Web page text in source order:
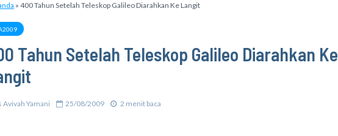
» 400 Tahun Setelah Teleskop Galileo Diarahkan Ke Langit
Tahun Setelah Teleskop Galileo Diarahkan Ke
Avivah Yamani 25/08/2009 2 menit baca